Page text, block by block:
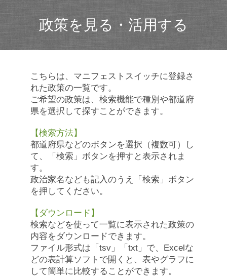
政策を見る・活用する
こちらは、マニフェストスイッチに登録さ
れた政策の一覧です。
ご希望の政策は、検索機能で種別や都道府
県を選択して探すことができます。
【検索方法】
都道府県などのボタンを選択（複数可）し
て、「検索」ボタンを押すと表示されま
す。
政治家名なども記入のうえ「検索」ボタン
を押してください。
【ダウンロード】
検索などを使って一覧に表示された政策の
内容をダウンロードできます。
ファイル形式は「tsv」「txt」で、Excelな
どの表計算ソフトで開くと、表やグラフに
して簡単に比較することができます。